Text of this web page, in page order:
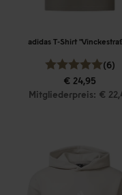
adidas T-Shirt
(6)
€ 24,95
Mitgliederpreis: €